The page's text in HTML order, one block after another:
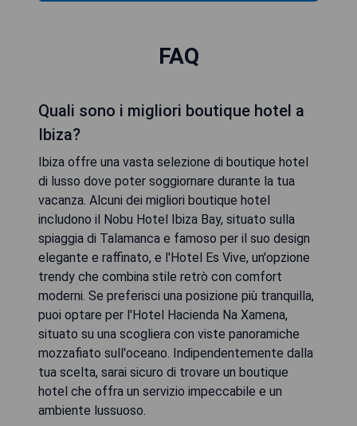
FAQ
Quali sono i migliori boutique hotel a
Ibiza?
Ibiza offre una vasta selezione di boutique hotel
di lusso dove poter soggiornare durante la tua
vacanza. Alcuni dei migliori boutique hotel
includono il Nobu Hotel Ibiza Bay, situato sulla
spiaggia di Talamanca e famoso per il suo design
elegante e raffinato, e l'Hotel Es Vive, un'opzione
trendy che combina stile retrò con comfort
moderni. Se preferisci una posizione più tranquilla,
puoi optare per l'Hotel Hacienda Na Xamena,
situato su una scogliera con viste panoramiche
mozzafiato sull'oceano. Indipendentemente dalla
tua scelta, sarai sicuro di trovare un boutique
hotel che offra un servizio impeccabile e un
ambiente lussuoso.